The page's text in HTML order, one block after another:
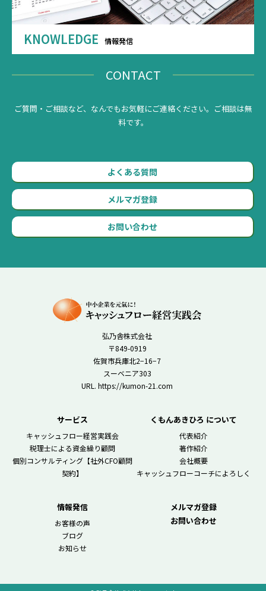
KNOWLEDGE 情報発信
CONTACT
ご質問・ご相談など、なんでもお気軽にご連絡ください。ご相談は無
料です。
よくある質問
メルマガ登録
お問い合わせ
弘乃舎株式会社
〒849-0919
佐賀市兵庫北2−16−7
スーベニア303
URL. https://kumon-21.com
サービス
キャッシュフロー経営実践会
税理士による資金繰り顧問
個別コンサルティング【社外CFO顧問
契約】
くもんあきひろ について
代表紹介
著作紹介
会社概要
キャッシュフローコーチによろしく
情報発信
お客様の声
ブログ
お知らせ
メルマガ登録
お問い合わせ